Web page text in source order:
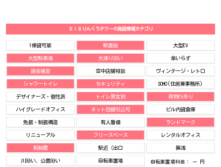
ＳｉＳりんくうタワーの施設情報カテゴリ
1棟貸可能 駅直結 大型EV
大型駐車場 大通り沿い 傘いらず
貸会議室 空中店舗相談 ヴィンテージ・レトロ
シャワートイレ セキュリティ SOHO(住居兼事務所)
デザイナーズ・個性派 トイレ男女別 荷物EVあり
ハイグレードオフィス ネット回線引込可 ビル内貸倉庫
免振・制振構造 有人警備 ランドマーク
リニューアル フリースペース レンタルオフィス
新耐震 駅近（出口 築浅
川沿い、公園沿い 自転車置場 自転車置場料金： ー 円